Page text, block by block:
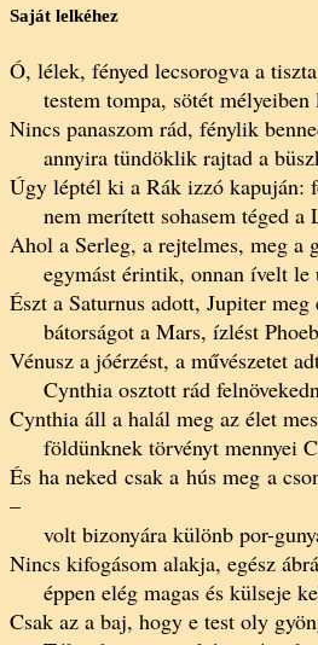
Saját lelkéhez
Ó, lélek, fényed lecsorogva a
testem tompa, sötét mélyeiben
Nincs panaszom rád, fénylik
annyira tündöklik rajtad a
Úgy léptél ki a Rák izzó kapuján:
nem merített sohasem téged a
Ahol a Serleg, a rejtelmes, meg a
egymást érintik, onnan ívelt le
Észt a Saturnus adott, Jupiter
bátorságot a Mars, ízlést
Vénusz a jóérzést, a művészetet
Cynthia osztott rád
Cynthia áll a halál meg az élet
földünknek törvényt mennyei
És ha neked csak a hús meg a
–
volt bizonyára különb por-
Nincs kifogásom alakja, egész
éppen elég magas és külseje
Csak az a baj, hogy e test oly